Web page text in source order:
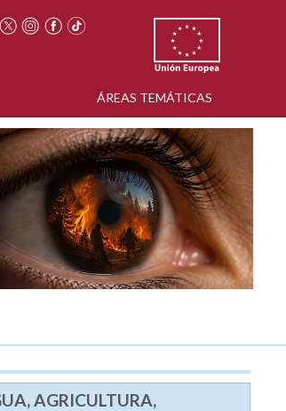
ÁREAS TEMÁTICAS
AGRICULTURA,